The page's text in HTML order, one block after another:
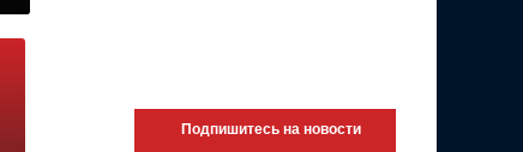
Подпишитесь на новости